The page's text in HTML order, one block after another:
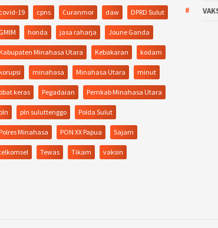
covid-19 cpns Curanmor daw DPRD Sulut
GMIM honda jasa raharja Joune Ganda
Kabupaten Minahasa Utara Kebakaran kodam
korupsi minahasa Minahasa Utara minut
obat keras Pegadaian Pemkab Minahasa Utara
pln pln suluttenggo Polda Sulut
Polres Minahasa PON XX Papua Sajam
Tewas Tikam vaksin